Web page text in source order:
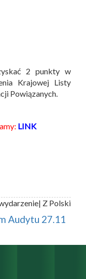
2 punkty w
Krajowej Listy
Powiązanych.
LINK
| Z Polski
Audytu 27.11